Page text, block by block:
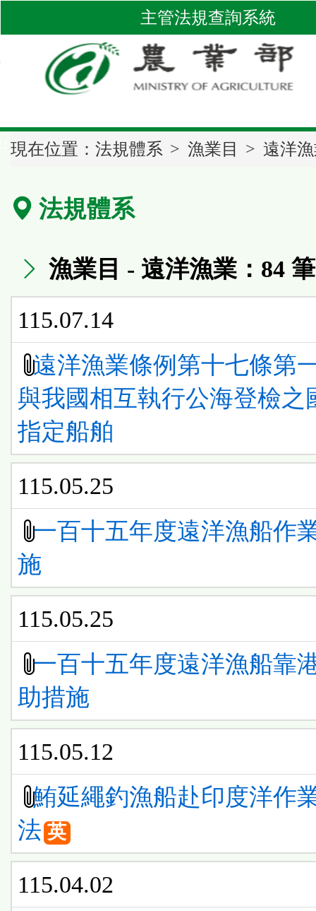
到
區
塊
主管法規查詢系統
現在位置： 法規體系 漁業目 遠洋
法規體系
漁業目 - 遠洋漁業：84 筆
115.07.14
遠洋漁業條例第十七條第
與我國相互執行公海登檢之
指定船舶
115.05.25
一百十五年度遠洋漁船作
施
115.05.25
一百十五年度遠洋漁船靠
助措施
115.05.12
鮪延繩釣漁船赴印度洋作
法 英
115.04.02